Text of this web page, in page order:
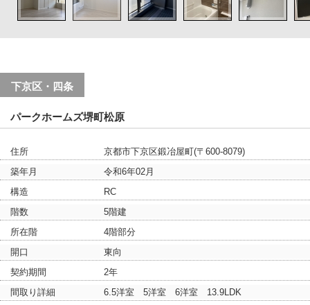
パークホームズ堺町松原
下京区・四条
住所
京都市下京区鍛冶屋町(〒600-8079)
築年月
令和6年02月
構造
RC
階数
5階建
所在階
4階部分
開口
東向
契約期間
2年
間取り詳細
6.5洋室 5洋室 6洋室 13.9LDK